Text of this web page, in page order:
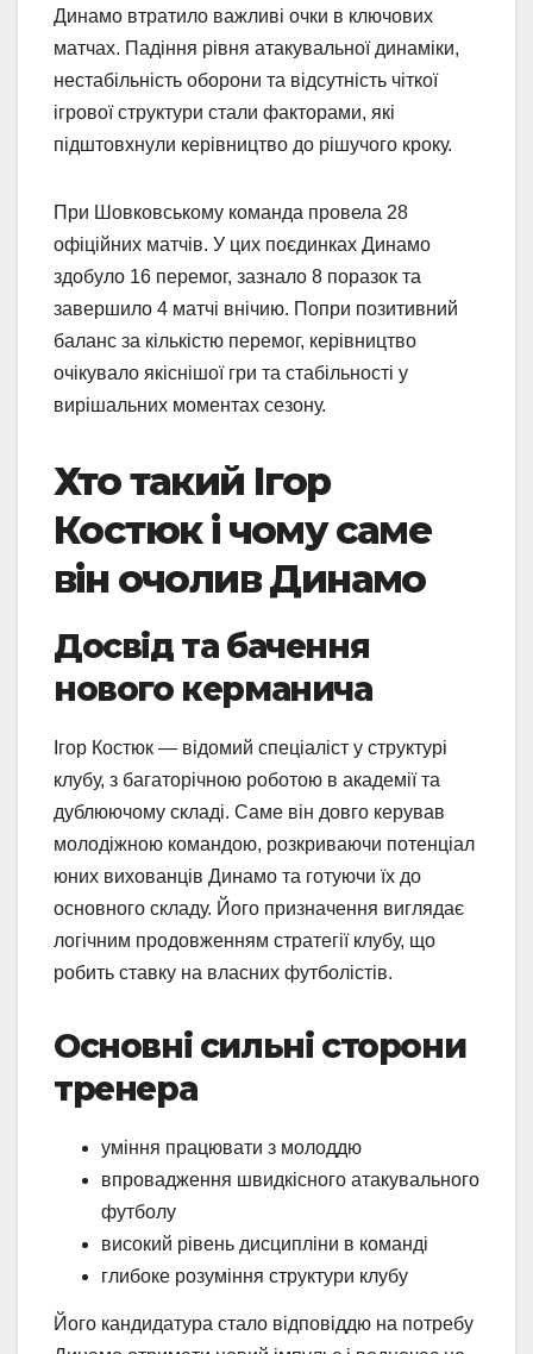
Динамо втратило важливі очки в ключових
матчах. Падіння рівня атакувальної динаміки,
нестабільність оборони та відсутність чіткої
ігрової структури стали факторами, які
підштовхнули керівництво до рішучого кроку.
При Шовковському команда провела 28
офіційних матчів. У цих поєдинках Динамо
здобуло 16 перемог, зазнало 8 поразок та
завершило 4 матчі внічию. Попри позитивний
баланс за кількістю перемог, керівництво
очікувало якіснішої гри та стабільності у
вирішальних моментах сезону.
Хто такий Ігор
Костюк і чому саме
він очолив Динамо
Досвід та бачення
нового керманича
Ігор Костюк — відомий спеціаліст у структурі
клубу, з багаторічною роботою в академії та
дублюючому складі. Саме він довго керував
молодіжною командою, розкриваючи потенціал
юних вихованців Динамо та готуючи їх до
основного складу. Його призначення виглядає
логічним продовженням стратегії клубу, що
робить ставку на власних футболістів.
Основні сильні сторони
тренера
уміння працювати з молоддю
впровадження швидкісного атакувального
футболу
високий рівень дисципліни в команді
глибоке розуміння структури клубу
Його кандидатура стало відповіддю на потребу